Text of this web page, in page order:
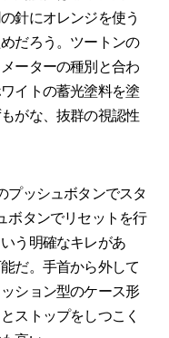
針にオレンジを使う
だろう。ツートンの
ーターの種別と合わ
イトの蓄光塗料を塗
がな、抜群の視認性
ッシュボタンでスタ
ボタンでリセットを行
う明確なキレがあ
だ。手首から外して
ション型のケース形
ストップをしつこく